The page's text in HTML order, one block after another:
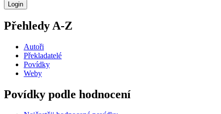
Přehledy A-Z
Autoři
Překladatelé
Povídky
Weby
Povídky podle hodnocení